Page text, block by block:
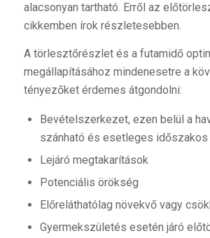
alacsonyan tartható. Erről az
cikkemben írok részletesebben.
A törlesztőrészlet és a futamidő
megállapításához mindenesetre a
tényezőket érdemes átgondolni:
Bevételszerkezet, ezen belül a
szánható és esetleges
Lejáró megtakarítások
Potenciális örökség
Előreláthatólag növekvő vagy
Gyermekszületés esetén járó